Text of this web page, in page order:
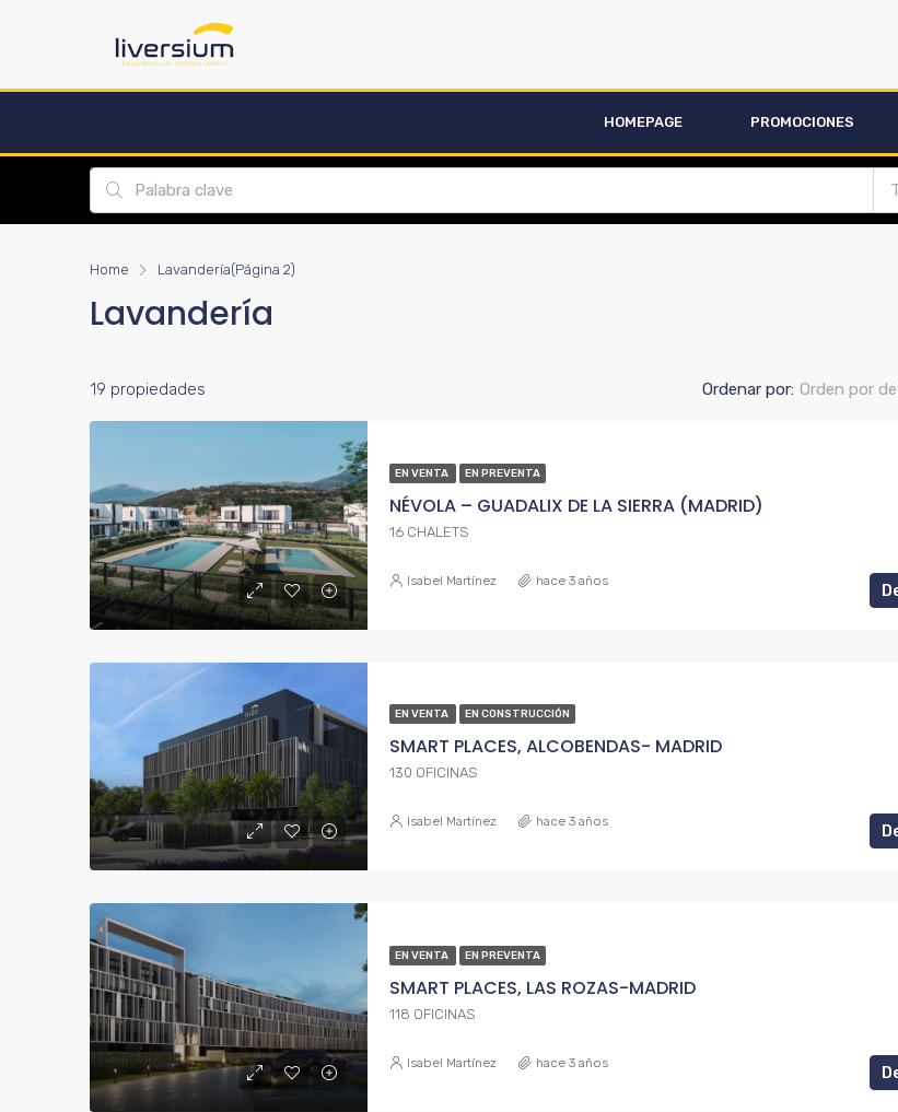
HOMEPAGE PROMOCIONES
Home Lavandería(Página 2)
Lavandería
19 propiedades Ordenar por: Orden por
EN VENTA EN PREVENTA
NÉVOLA – GUADALIX DE LA SIERRA (MADRID)
16 CHALETS
Isabel Martínez hace 3 años
EN VENTA EN CONSTRUCCIÓN
SMART PLACES, ALCOBENDAS- MADRID
130 OFICINAS
Isabel Martínez hace 3 años
EN VENTA EN PREVENTA
SMART PLACES, LAS ROZAS-MADRID
118 OFICINAS
Isabel Martínez hace 3 años